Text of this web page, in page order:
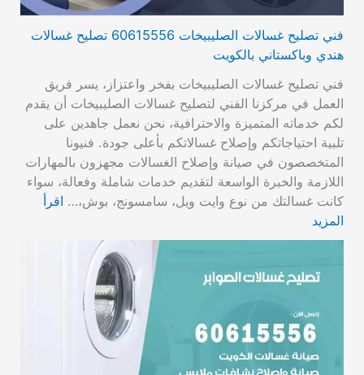
فني تصليح غسالات الصليبيخات 60615556 تصليح غسالات
هندي وباكستاني بالكويت
فني تصليح غسالات الصليبيخات بفخر واعتزاز، يسر فريق
العمل في مركزنا الفني لتصليح غسالات الصليبيخات أن يقدم
لكم خدماته المتميزة والاحترافية، نحن نعمل جاهدين على
تلبية احتياجاتكم وإصلاح غسالاتكم بأعلى جودة. فنيونا
المتخصصون في صيانة وإصلاح الغسالات مجهزون بالمهارات
اللازمة والخبرة الواسعة لتقديم خدمات شاملة وفعالة، سواء
كانت غسالتك من نوع وايت ويل، سامسونج، بوش،… اقرأ
المزيد